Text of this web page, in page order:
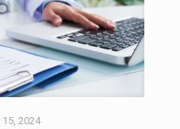
2024